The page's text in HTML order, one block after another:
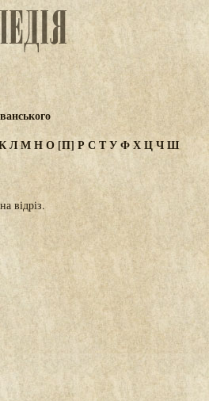
ЛМНО[П] Р С ТУФХЦЧШ
відріз.